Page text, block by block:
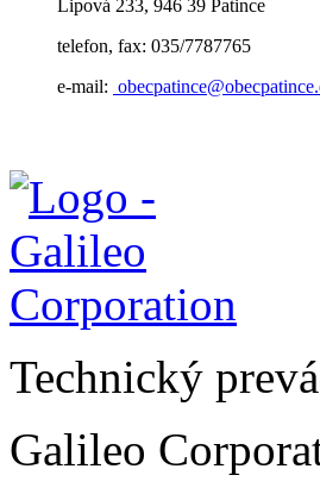
Lipová 233, 946 39 Patince
telefon, fax: 035/7787765
e-mail:
Technický
Galileo